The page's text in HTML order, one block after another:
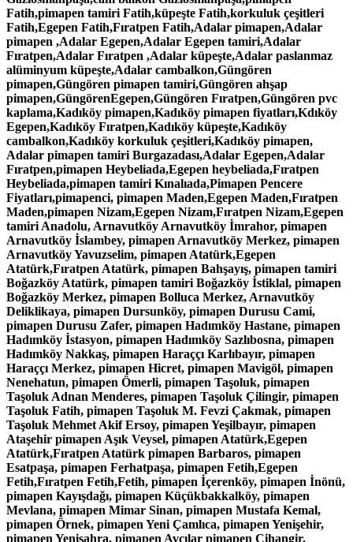
Fatih,pimapen tamiri Fatih,küpeşte Fatih,korkuluk çeşitleri
Fatih,Egepen Fatih,Fıratpen Fatih,Adalar pimapen,Adalar
pimapen ,Adalar Egepen,Adalar Egepen tamiri,Adalar
Fıratpen,Adalar Fıratpen ,Adalar küpeşte,Adalar paslanmaz
alüminyum küpeşte,Adalar cambalkon,Güngören
pimapen,Güngören pimapen tamiri,Güngören ahşap
pimapen,GüngörenEgepen,Güngören Fıratpen,Güngören pvc
kaplama,Kadıköy pimapen,Kadıköy pimapen fiyatları,Kdıköy
Egepen,Kadıköy Fıratpen,Kadıköy küpeşte,Kadıköy
cambalkon,Kadıköy korkuluk çeşitleri,Kadıköy pimapen,
Adalar pimapen tamiri Burgazadası,Adalar Egepen,Adalar
Fıratpen,pimapen Heybeliada,Egepen heybeliada,Fıratpen
Heybeliada,pimapen tamiri Kınalıada,Pimapen Pencere
Fiyatları,pimapenci, pimapen Maden,Egepen Maden,Fıratpen
Maden,pimapen Nizam,Egepen Nizam,Fıratpen Nizam,Egepen
tamiri Anadolu, Arnavutköy Arnavutköy İmrahor, pimapen
Arnavutköy İslambey, pimapen Arnavutköy Merkez, pimapen
Arnavutköy Yavuzselim, pimapen Atatürk,Egepen
Atatürk,Fıratpen Atatürk, pimapen Bahşayış, pimapen tamiri
Boğazköy Atatürk, pimapen tamiri Boğazköy İstiklal, pimapen
Boğazköy Merkez, pimapen Bolluca Merkez, Arnavutköy
Deliklikaya, pimapen Dursunköy, pimapen Durusu Cami,
pimapen Durusu Zafer, pimapen Hadımköy Hastane, pimapen
Hadımköy İstasyon, pimapen Hadımköy Sazlıbosna, pimapen
Hadımköy Nakkaş, pimapen Haraççı Karlıbayır, pimapen
Haraççı Merkez, pimapen Hicret, pimapen Mavigöl, pimapen
Nenehatun, pimapen Ömerli, pimapen Taşoluk, pimapen
Taşoluk Adnan Menderes, pimapen Taşoluk Çilingir, pimapen
Taşoluk Fatih, pimapen Taşoluk M. Fevzi Çakmak, pimapen
Taşoluk Mehmet Akif Ersoy, pimapen Yeşilbayır, pimapen
Ataşehir pimapen Aşık Veysel, pimapen Atatürk,Egepen
Atatürk,Fıratpen Atatürk pimapen Barbaros, pimapen
Esatpaşa, pimapen Ferhatpaşa, pimapen Fetih,Egepen
Fetih,Fıratpen Fetih,Fetih, pimapen İçerenköy, pimapen İnönü,
pimapen Kayışdağı, pimapen Küçükbakkalköy, pimapen
Mevlana, pimapen Mimar Sinan, pimapen Mustafa Kemal,
pimapen Örnek, pimapen Yeni Çamlıca, pimapen Yenişehir,
pimapen Yenisahra, pimapen Avcılar pimapen Cihangir,